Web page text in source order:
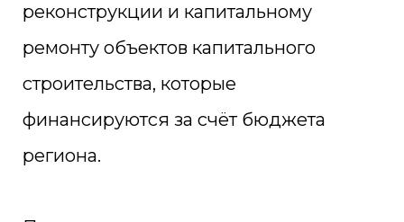
реконструкции и капитальному
ремонту объектов капитального
строительства, которые
финансируются за счёт бюджета
региона.